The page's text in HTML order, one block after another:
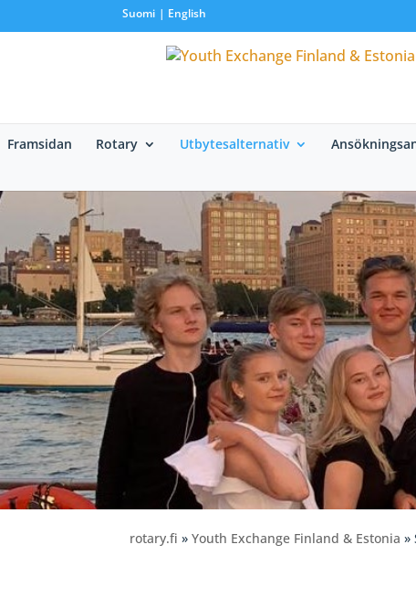
Suomi English
Framsidan Rotary Utbytesalternativ
rotary.fi » Youth Exchange Finland & Estonia »